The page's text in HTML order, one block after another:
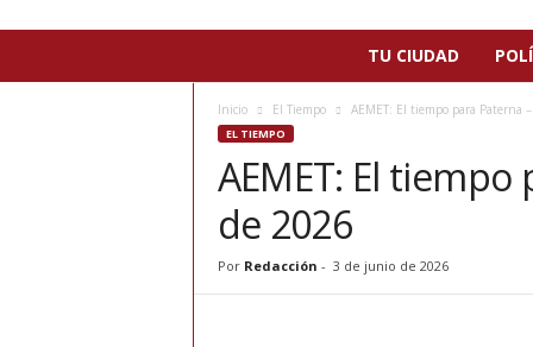
TU CIUDAD
Inicio El Tiempo AEMET: El tiempo para Paterna
EL TIEMPO
AEMET: El tiempo
de 2026
Por Redacción - 3 de junio de 2026